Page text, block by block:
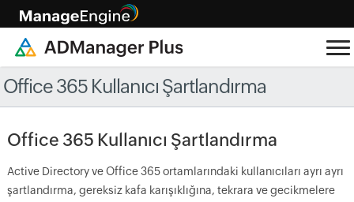
Office 365 Kullanıcı Şartlandırma
Office 365 Kullanıcı Şartlandırma
Active Directory ve Office 365 ortamlarındaki kullanıcıları ayrı ayrı
şartlandırma, gereksiz kafa karışıklığına, tekrara ve gecikmelere